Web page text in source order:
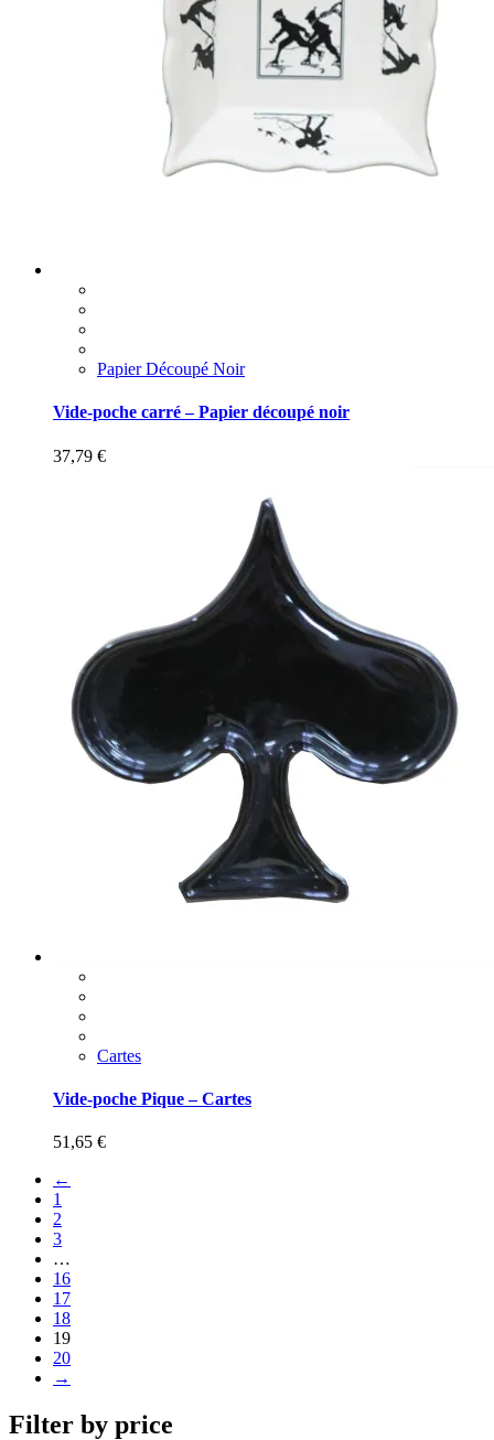
Papier Découpé Noir
Vide-poche carré – Papier découpé noir
37,79 €
Cartes
Vide-poche Pique – Cartes
51,65 €
←
1
2
3
…
16
17
18
19
20
→
Filter by price